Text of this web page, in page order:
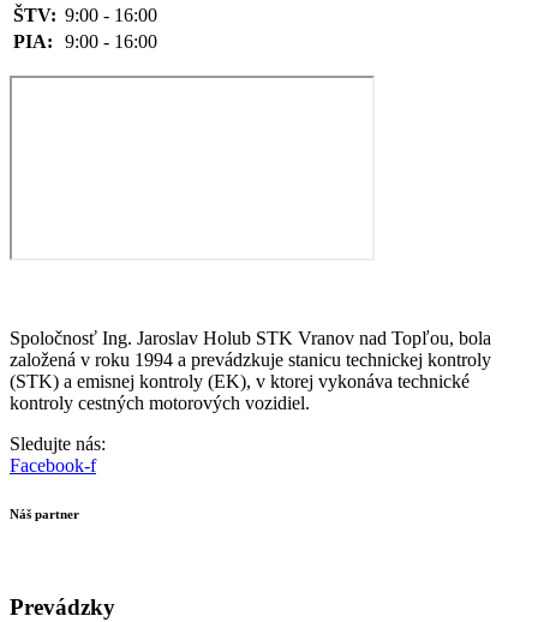
ŠTV: 9:00 - 16:00
PIA:
9:00 - 16:00
Spoločnosť Ing. Jaroslav Holub STK Vranov nad Topľou, bola
založená v roku 1994 a prevádzkuje stanicu technickej kontroly
(STK) a emisnej kontroly (EK), v ktorej vykonáva technické
kontroly cestných motorových vozidiel.
Sledujte nás:
Facebook-f
Náš partner
Prevádzky